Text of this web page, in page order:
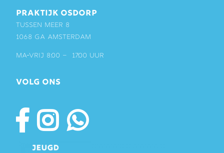
PRAKTIJK OSDORP
Tussen Meer 8
1068 GA Amsterdam
ma-vrij 8:00 – 17:00 uur
VOLG ONS